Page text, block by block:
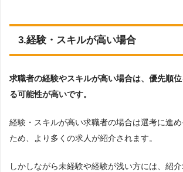
3.経験・スキルが高い場合
求職者の経験やスキルが高い場合は、優先順
る可能性が高いです。
経験・スキルが高い求職者の場合は選考に進
ため、より多くの求人が紹介されます。
しかしながら未経験や経験が浅い方には、紹